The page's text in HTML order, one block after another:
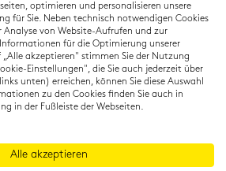
11 15
optimieren und personalisieren unsere
für Sie. Neben technisch notwendigen Cookies
Analyse von Website-Aufrufen und zur
für die Optimierung unserer
akzeptieren" stimmen Sie der Nutzung
Einstellungen", die Sie auch jederzeit über
unten) erreichen, können Sie diese Auswahl
zu den Cookies finden Sie auch in
in der Fußleiste der Webseiten.
Alle akzeptieren